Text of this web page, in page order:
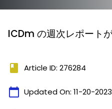
ICDm の週次レポート
book Article ID: 276284
calendar_today Updated On: 11-20-2023